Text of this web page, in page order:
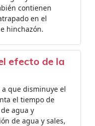
contienen
en el
hinchazón.
efecto de la
que disminuye el
el tiempo de
agua y
de agua y sales,